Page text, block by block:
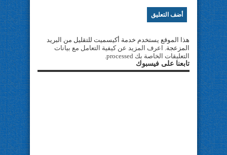
هذا الموقع يستخدم خدمة أكيسميت للتقليل من البريد
المزعجة. اعرف المزيد عن كيفية التعامل مع بيانات
التعليقات الخاصة بك processed
.
تابعنا على فيسبوك